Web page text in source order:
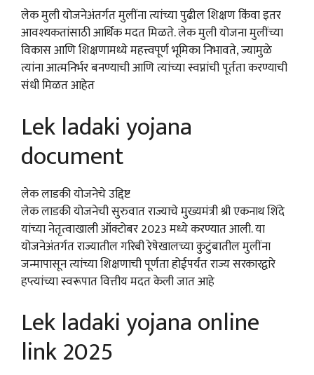
लेक मुली योजनेअंतर्गत मुलींना त्यांच्या पुढील शिक्षण किंवा इतर
आवश्यकतांसाठी आर्थिक मदत मिळते. लेक मुली योजना मुलींच्या
विकास आणि शिक्षणामध्ये महत्त्वपूर्ण भूमिका निभावते, ज्यामुळे
त्यांना आत्मनिर्भर बनण्याची आणि त्यांच्या स्वप्नांची पूर्तता करण्याची
संधी मिळत आहेत
Lek ladaki yojana
document
लेक लाडकी योजनेचे उद्दिष्ट
लेक लाडकी योजनेची सुरुवात राज्याचे मुख्यमंत्री श्री एकनाथ शिंदे
यांच्या नेतृत्वाखाली ऑक्टोबर 2023 मध्ये करण्यात आली. या
योजनेअंतर्गत राज्यातील गरिबी रेषेखालच्या कुटुंबातील मुलींना
जन्मापासून त्यांच्या शिक्षणाची पूर्णता होईपर्यंत राज्य सरकारद्वारे
हप्त्यांच्या स्वरूपात वित्तीय मदत केली जात आहे
Lek ladaki yojana online
link 2025